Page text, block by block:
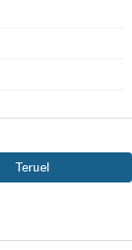
Teruel